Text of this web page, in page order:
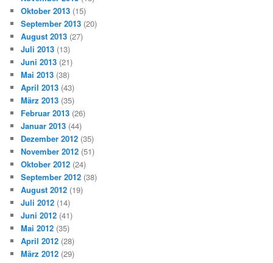
Oktober 2013 (15)
September 2013 (20)
August 2013 (27)
Juli 2013 (13)
Juni 2013 (21)
Mai 2013 (38)
April 2013 (43)
März 2013 (35)
Februar 2013 (26)
Januar 2013 (44)
Dezember 2012 (35)
November 2012 (51)
Oktober 2012 (24)
September 2012 (38)
August 2012 (19)
Juli 2012 (14)
Juni 2012 (41)
Mai 2012 (35)
April 2012 (28)
März 2012 (29)